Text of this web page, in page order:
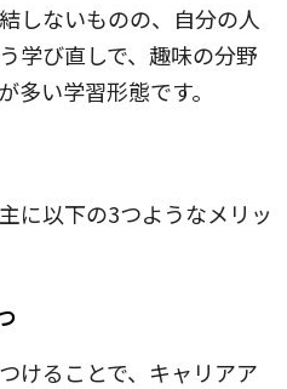
しないものの、自分の人
学び直しで、趣味の分野
多い学習形態です。
に以下の3つようなメリッ
けることで、キャリアア